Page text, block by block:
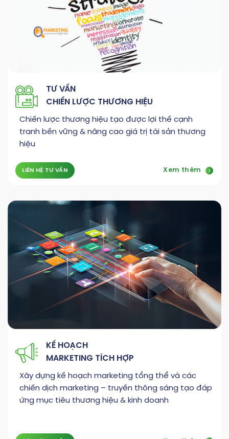
TƯ VẤN
CHIẾN LƯỢC THƯƠNG HIỆU
Chiến lược thương hiệu tạo được lợi thế cạnh
tranh bền vững & nâng cao giá trị tài sản thương
hiệu
LIÊN HỆ TƯ VẤN Xem thêm
KẾ HOẠCH
MARKETING TÍCH HỢP
Xây dựng kế hoạch marketing tổng thể và các
chiến dịch marketing – truyền thông sáng tạo đáp
ứng mục tiêu thương hiệu & kinh doanh